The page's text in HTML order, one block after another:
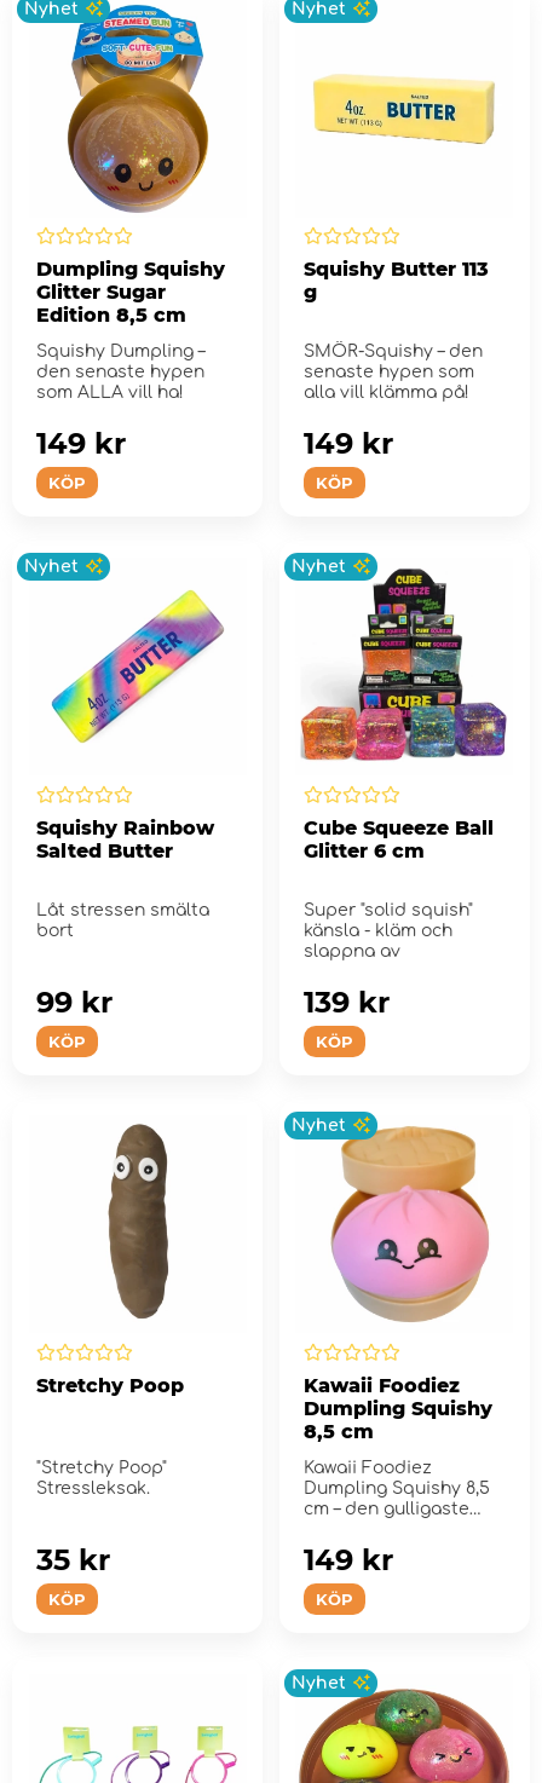
Nyhet
Dumpling Squishy
Glitter Sugar
Edition 8,5 cm
Squishy Dumpling –
den senaste hypen
som ALLA vill ha!
KÖP
149 kr
Nyhet
Squishy Butter 113
g
SMÖR-Squishy – den
senaste hypen som
alla vill klämma på!
KÖP
149 kr
Nyhet
Squishy Rainbow
Salted Butter
Låt stressen smälta
bort
KÖP
99 kr
Nyhet
Cube Squeeze Ball
Glitter 6 cm
Super "solid squish"
känsla - kläm och
slappna av
KÖP
139 kr
Stretchy Poop
"Stretchy Poop"
Stressleksak.
KÖP
35 kr
Nyhet
Kawaii Foodiez
Dumpling Squishy
8,5 cm
Kawaii Foodiez
Dumpling Squishy 8,5
cm – den gulligaste
KÖP
149 kr
Nyhet